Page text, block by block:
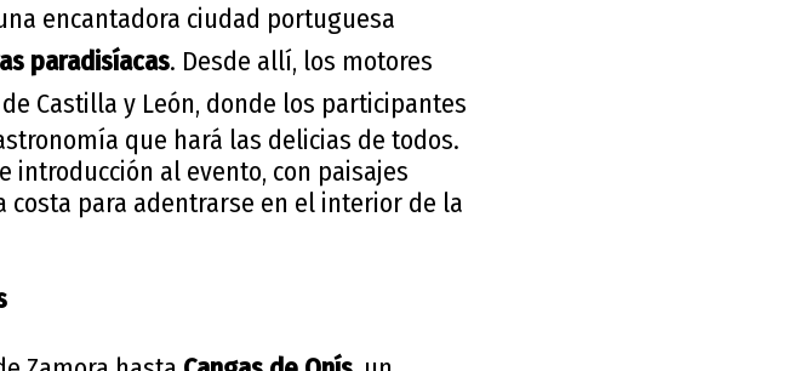
encantadora ciudad portuguesa
paradisíacas. Desde allí, los motores
Castilla y León, donde los participantes
que hará las delicias de todos.
introducción al evento, con paisajes
costa para adentrarse en el interior de la